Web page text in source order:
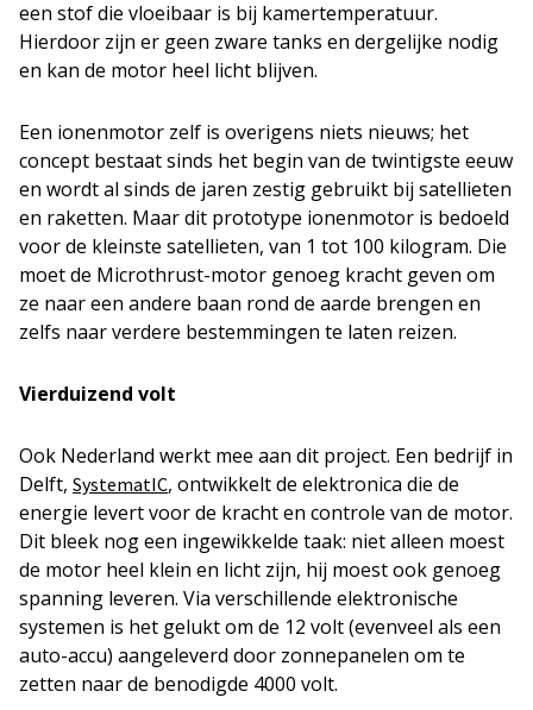
een stof die vloeibaar is bij kamertemperatuur.
Hierdoor zijn er geen zware tanks en dergelijke nodig
en kan de motor heel licht blijven.
Een ionenmotor zelf is overigens niets nieuws; het
concept bestaat sinds het begin van de twintigste eeuw
en wordt al sinds de jaren zestig gebruikt bij satellieten
en raketten. Maar dit prototype ionenmotor is bedoeld
voor de kleinste satellieten, van 1 tot 100 kilogram. Die
moet de Microthrust-motor genoeg kracht geven om
ze naar een andere baan rond de aarde brengen en
zelfs naar verdere bestemmingen te laten reizen.
Vierduizend volt
Ook Nederland werkt mee aan dit project. Een bedrijf in
Delft, SystematIC, ontwikkelt de elektronica die de
energie levert voor de kracht en controle van de motor.
Dit bleek nog een ingewikkelde taak: niet alleen moest
de motor heel klein en licht zijn, hij moest ook genoeg
spanning leveren. Via verschillende elektronische
systemen is het gelukt om de 12 volt (evenveel als een
auto-accu) aangeleverd door zonnepanelen om te
zetten naar de benodigde 4000 volt.